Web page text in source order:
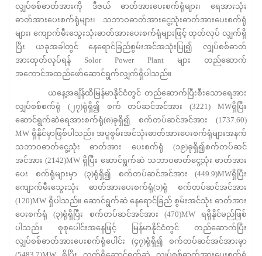
လျှပ်စစ်ဓာတ်အားကို ဒီဇယ် ဓာတ်အားပေးစက်ရုံများ၊ ရေအားသုံး
ဓာတ်အားပေးစက်ရုံများ၊ သဘာဝဓာတ်အားငွေ့သုံးဓာတ်အားပေးစက်ရုံ
များ၊ ကျောက်မီးသွေးသုံးဓာတ်အားပေးစက်ရုံများဖြင့် ထုတ်လုပ် လျှက်ရှိ
ပြီး ယခုအခါတွင် နေရောင်ခြည်စွမ်းအင်အသုံးပြု၍ လျှပ်စစ်ဓာတ်
အားထုတ်လုပ်ရန် Solor Power Plant များ တည်ဆောက်
အကောင်အထည်ဖော်ဆောင်ရွက်လျှက်ရှိပါသည်။
ယနေ့အချိန်ထိမြန်မာနိုင်ငံတွင် တည်ဆောက်ပြီးစီးသောရေအား
လျှပ်စစ်စက်ရုံ (၂၇)ရုံရှိ၍ စက် တပ်ဆင်အင်အား (3221) MWရှိပြီး
ဆောင်ရွက်ဆဲရေအားစက်ရုံ(၈)ခုရှိ၍ စက်တပ်ဆင်အင်အား (1737.60)
MW ရှိနိုင်မှာဖြစ်ပါသည်။ အပူစွမ်းအင်သုံးဓာတ်အားပေးစက်ရုံများအနက်
သဘာဝဓာတ်ငွေ့သုံး ဓာတ်အား ပေးစက်ရုံ (၁၉)ခုရှိ၍စက်တပ်ဆင်
အင်အား (2142)MW ရှိပြီး ဆောင်ရွက်ဆဲ သဘာဝဓာတ်ငွေ့သုံး ဓာတ်အား
ပေး စက်ရုံများမှာ (၃)ရုံရှိ၍ စက်တပ်ဆင်အင်အား (449.9)MWရှိပြီး
ကျောက်မီးသွေးသုံး ဓာတ်အားပေးစက်ရုံ(၁)ရုံ စက်တပ်ဆင်အင်အား
(120)MW ရှိပါသည်။ ဆောင်ရွက်ဆဲ နေရောင်ခြည် စွမ်းအင်သုံး ဓာတ်အား
ပေးစက်ရုံ (၃)ရုံရှိပြီး စက်တပ်ဆင်အင်အား (470)MW ရရှိနိုင်မည်ဖြစ်
ပါသည်။ စုစုပေါင်းအနေဖြင့် မြန်မာနိုင်ငံတွင် တည်ဆောက်ပြီး
လျှပ်စစ်ဓာတ်အားပေးစက်ရုံပေါင်း (၄၇)ရုံရှိ၍ စက်တပ်ဆင်အင်အားမှာ